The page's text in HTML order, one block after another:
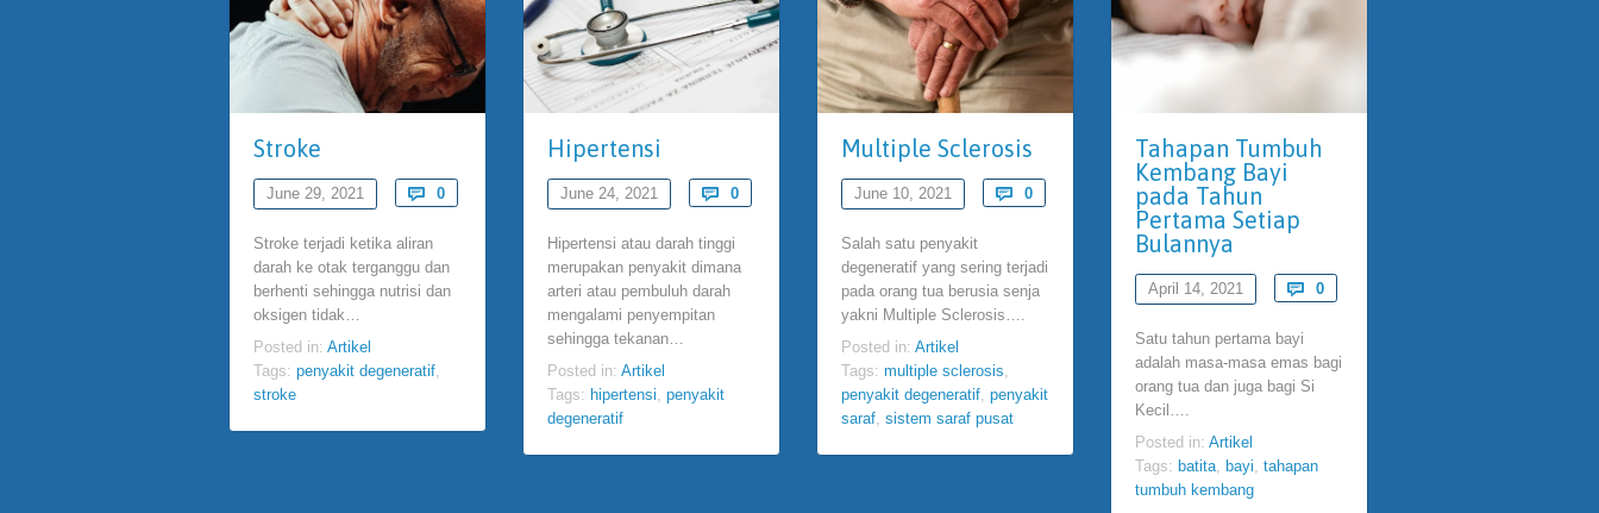
Stroke
June 29, 2021  0Comments
Stroke terjadi ketika aliran
darah ke otak terganggu dan
berhenti sehingga nutrisi dan
oksigen tidak…
Posted in: Artikel
Tags: penyakit degeneratif
stroke
Hipertensi
June 24, 2021  0Comments
Hipertensi atau darah tinggi
merupakan penyakit dimana
arteri atau pembuluh darah
mengalami penyempitan
sehingga tekanan…
Posted in: Artikel
Tags: hipertensi penyakit
degeneratif
Multiple Sclerosis
June 10, 2021  0Comments
Salah satu penyakit
degeneratif yang sering terjadi
pada orang tua berusia senja
yakni Multiple Sclerosis….
Posted in: Artikel
Tags: multiple sclerosis
penyakit degeneratif penyakit
saraf sistem saraf pusat
Tahapan Tumbuh
Kembang Bayi
pada Tahun
Pertama Setiap
Bulannya
April 14, 2021  0Comments
Satu tahun pertama bayi
adalah masa-masa emas bagi
orang tua dan juga bagi Si
Kecil….
Posted in: Artikel
Tags: batita bayi tahapan
tumbuh kembang